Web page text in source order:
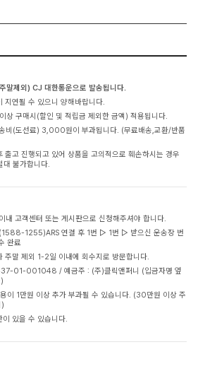
말제외) CJ 대한통운으로 발송됩니다.
지연될 수 있으니 양해바랍니다.
상 구매시(할인 및 적립금 제외한 금액) 적용됩니다.
비(도선료) 3,000원이 부과됩니다. (무료배송,교환/반품
고 진행되고 있어 상품을 고의적으로 훼손하시는 경우
불가합니다.
내 고객센터 또는 게시판으로 신청해주셔야 합니다.
1255)ARS 연결 후 1번 ▷ 1번 ▷ 받으신 운송장 번
완료
주말 제외 1-2일 이내에 회수지로 방문합니다.
01-001048 / 예금주 : (주)클릭앤퍼니 (입금자명 옆
이 1만원 이상 추가 부과될 수 있습니다. (30만원 이상 주
있을 수 있습니다.